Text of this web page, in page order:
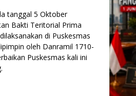
tanggal 5 Oktober
Bakti Teritorial Prima
di Puskesmas
oleh Danramil 1710-
Puskesmas kali ini